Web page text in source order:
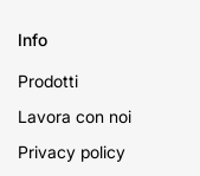
Info
Prodotti
Lavora con noi
Privacy policy